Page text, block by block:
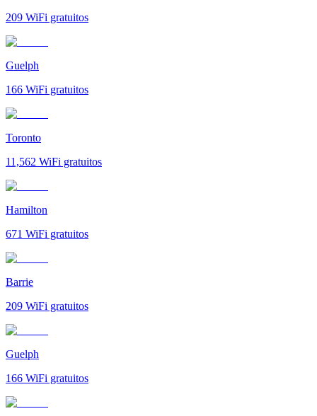
209 WiFi gratuitos
Guelph
166 WiFi gratuitos
Toronto
11,562 WiFi gratuitos
Hamilton
671 WiFi gratuitos
Barrie
209 WiFi gratuitos
Guelph
166 WiFi gratuitos